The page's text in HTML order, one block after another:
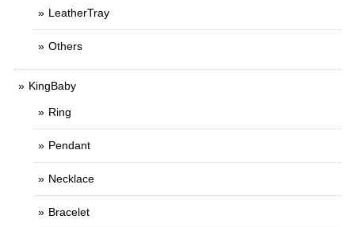
LeatherTray
Others
KingBaby
Ring
Pendant
Necklace
Bracelet